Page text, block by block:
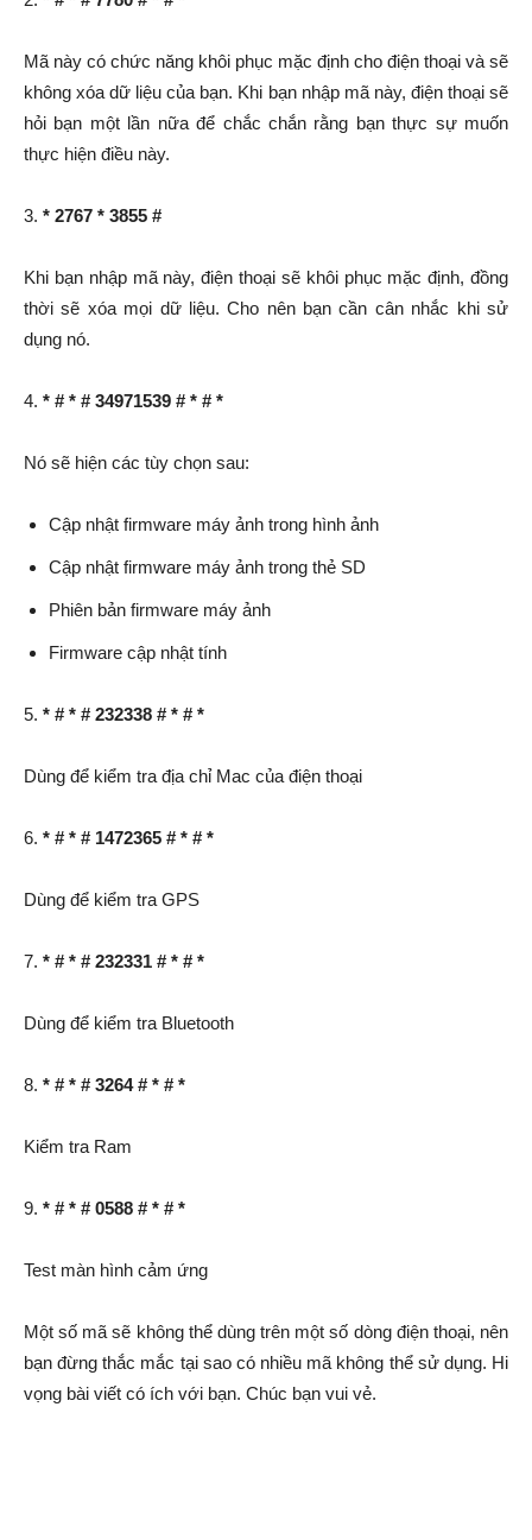
Mã này có chức năng khôi phục mặc định cho điện thoại và sẽ
không xóa dữ liệu của bạn. Khi bạn nhập mã này, điện thoại sẽ
hỏi bạn một lần nữa để chắc chắn rằng bạn thực sự muốn
thực hiện điều này.
3. * 2767 * 3855 #
Khi bạn nhập mã này, điện thoại sẽ khôi phục mặc định, đồng
thời sẽ xóa mọi dữ liệu. Cho nên bạn cần cân nhắc khi sử
dụng nó.
4. * # * # 34971539 # * # *
Nó sẽ hiện các tùy chọn sau:
Cập nhật firmware máy ảnh trong hình ảnh
Cập nhật firmware máy ảnh trong thẻ SD
Phiên bản firmware máy ảnh
Firmware cập nhật tính
5. * # * # 232338 # * # *
Dùng để kiểm tra địa chỉ Mac của điện thoại
6. * # * # 1472365 # * # *
Dùng để kiểm tra GPS
7. * # * # 232331 # * # *
Dùng để kiểm tra Bluetooth
8. * # * # 3264 # * # *
Kiểm tra Ram
9. * # * # 0588 # * # *
Test màn hình cảm ứng
Một số mã sẽ không thể dùng trên một số dòng điện thoại, nên
bạn đừng thắc mắc tại sao có nhiều mã không thể sử dụng. Hi
vọng bài viết có ích với bạn. Chúc bạn vui vẻ.